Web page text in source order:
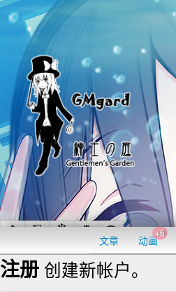
文章 动画
+6
注册 创建新帐户。